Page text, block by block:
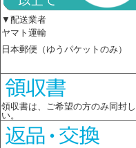
▼配送業者
ヤマト運輸
日本郵便（ゆうパケットのみ）
領収書は、ご希望の方のみ同封
い。